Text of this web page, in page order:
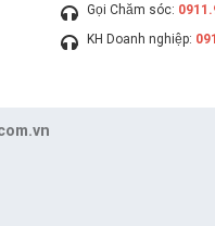
Gọi Chăm sóc:
KH Doanh nghiệp: